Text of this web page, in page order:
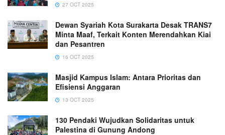
27 OCT 2025
Dewan Syariah Kota Surakarta Desak TRANS7
Minta Maaf, Terkait Konten Merendahkan Kiai
dan Pesantren
16 OCT 2025
Masjid Kampus Islam: Antara Prioritas dan
Efisiensi Anggaran
13 OCT 2025
130 Pendaki Wujudkan Solidaritas untuk
Palestina di Gunung Andong